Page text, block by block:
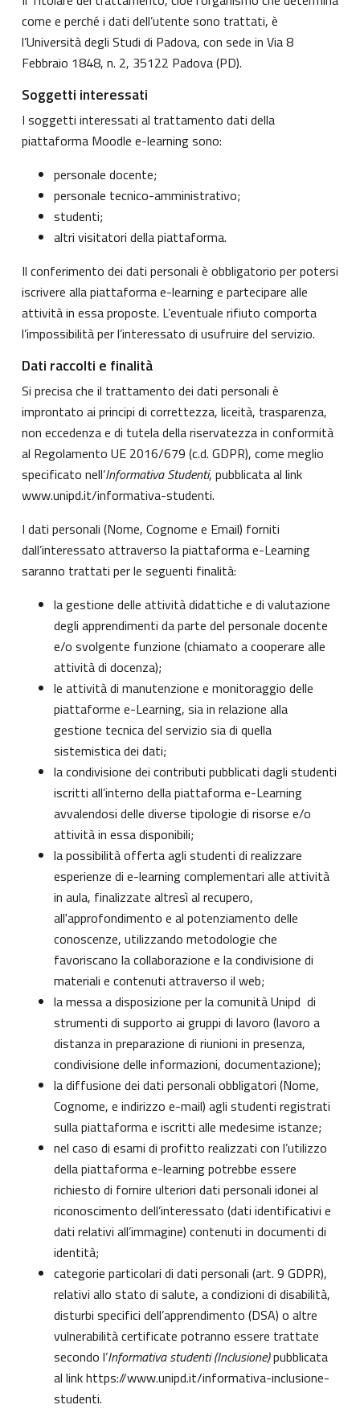
come e perché i dati dell’utente sono trattati, è
l’Università degli Studi di Padova, con sede in Via 8
Febbraio 1848, n. 2, 35122 Padova (PD).
Soggetti interessati
I soggetti interessati al trattamento dati della
piattaforma Moodle e-learning sono:
personale docente;
personale tecnico-amministrativo;
studenti;
altri visitatori della piattaforma.
Il conferimento dei dati personali è obbligatorio per potersi
iscrivere alla piattaforma e-learning e partecipare alle
attività in essa proposte. L’eventuale rifiuto comporta
l’impossibilità per l’interessato di usufruire del servizio.
Dati raccolti e finalità
Si precisa che il trattamento dei dati personali è
improntato ai principi di correttezza, liceità, trasparenza,
non eccedenza e di tutela della riservatezza in conformità
al Regolamento UE 2016/679 (c.d. GDPR), come meglio
specificato nell’Informativa Studenti, pubblicata al link
www.unipd.it/informativa-studenti.
I dati personali (Nome, Cognome e Email) forniti
dall’interessato attraverso la piattaforma e-Learning
saranno trattati per le seguenti finalità:
la gestione delle attività didattiche e di valutazione
degli apprendimenti da parte del personale docente
e/o svolgente funzione (chiamato a cooperare alle
attività di docenza);
le attività di manutenzione e monitoraggio delle
piattaforme e-Learning, sia in relazione alla
gestione tecnica del servizio sia di quella
sistemistica dei dati;
la condivisione dei contributi pubblicati dagli studenti
iscritti all’interno della piattaforma e-Learning
avvalendosi delle diverse tipologie di risorse e/o
attività in essa disponibili;
la possibilità offerta agli studenti di realizzare
esperienze di e-learning complementari alle attività
in aula, finalizzate altresì al recupero,
all'approfondimento e al potenziamento delle
conoscenze, utilizzando metodologie che
favoriscano la collaborazione e la condivisione di
materiali e contenuti attraverso il web;
la messa a disposizione per la comunità Unipd di
strumenti di supporto ai gruppi di lavoro (lavoro a
distanza in preparazione di riunioni in presenza,
condivisione delle informazioni, documentazione);
la diffusione dei dati personali obbligatori (Nome,
Cognome, e indirizzo e-mail) agli studenti registrati
sulla piattaforma e iscritti alle medesime istanze;
nel caso di esami di profitto realizzati con l’utilizzo
della piattaforma e-learning potrebbe essere
richiesto di fornire ulteriori dati personali idonei al
riconoscimento dell’interessato (dati identificativi e
dati relativi all’immagine) contenuti in documenti di
identità;
categorie particolari di dati personali (art. 9 GDPR),
relativi allo stato di salute, a condizioni di disabilità,
disturbi specifici dell’apprendimento (DSA) o altre
vulnerabilità certificate potranno essere trattate
secondo l’Informativa studenti (Inclusione)pubblicata
al linkhttps://www.unipd.it/informativa-inclusione-
studenti.